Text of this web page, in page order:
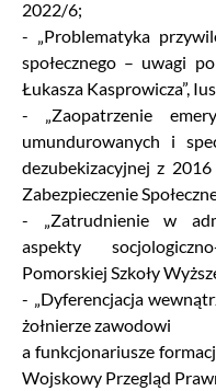
2022/6;
- „Problematyka
społecznego – uwagi
Łukasza Kasprowicza”,
- „Zaopatrzenie
umundurowanych i
dezubekizacyjnej z
Zabezpieczenie
- „Zatrudnienie w
aspekty
Pomorskiej Szkoły
- „Dyferencjacja
żołnierze zawodowi
a funkcjonariusze
Wojskowy Przegląd